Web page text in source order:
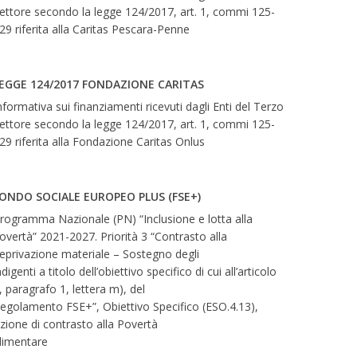
secondo la legge 124/2017, art. 1, commi 125-
riferita alla Caritas Pescara-Penne
124/2017 FONDAZIONE CARITAS
sui finanziamenti ricevuti dagli Enti del Terzo
secondo la legge 124/2017, art. 1, commi 125-
riferita alla Fondazione Caritas Onlus
SOCIALE EUROPEO PLUS (FSE+)
Nazionale (PN) “Inclusione e lotta alla
2021-2027. Priorità 3 “Contrasto alla
materiale – Sostegno degli
a titolo dell’obiettivo specifico di cui all’articolo
paragrafo 1, lettera m), del
FSE+”, Obiettivo Specifico (ESO.4.13),
di contrasto alla Povertà